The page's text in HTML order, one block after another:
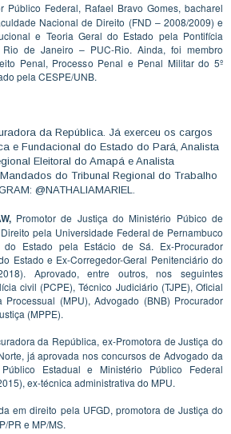
Público Federal, Rafael Bravo Gomes, bacharel
Nacional de Direito (FND – 2008/2009) e
e Teoria Geral do Estado pela Pontifícia
de Janeiro – PUC-Rio. Ainda, foi membro
Penal, Processo Penal e Penal Militar do 5º
pela CESPE/UNB.
da República. Já exerceu os cargos
e Fundacional do Estado do Pará, Analista
Eleitoral do Amapá e Analista
do Tribunal Regional do Trabalho
@NATHALIAMARIEL.
Promotor de Justiça do Ministério Púbico de
pela Universidade Federal de Pernambuco
Estado pela Estácio de Sá. Ex-Procurador
Estado e Ex-Corregedor-Geral Penitenciário do
Aprovado, entre outros, nos seguintes
civil (PCPE), Técnico Judiciário (TJPE), Oficial
Processual (MPU), Advogado (BNB) Procurador
(MPPE).
da República, ex-Promotora de Justiça do
já aprovada nos concursos de Advogado da
Estadual e Ministério Público Federal
ex-técnica administrativa do MPU.
em direito pela UFGD, promotora de Justiça do
PR e MP/MS.